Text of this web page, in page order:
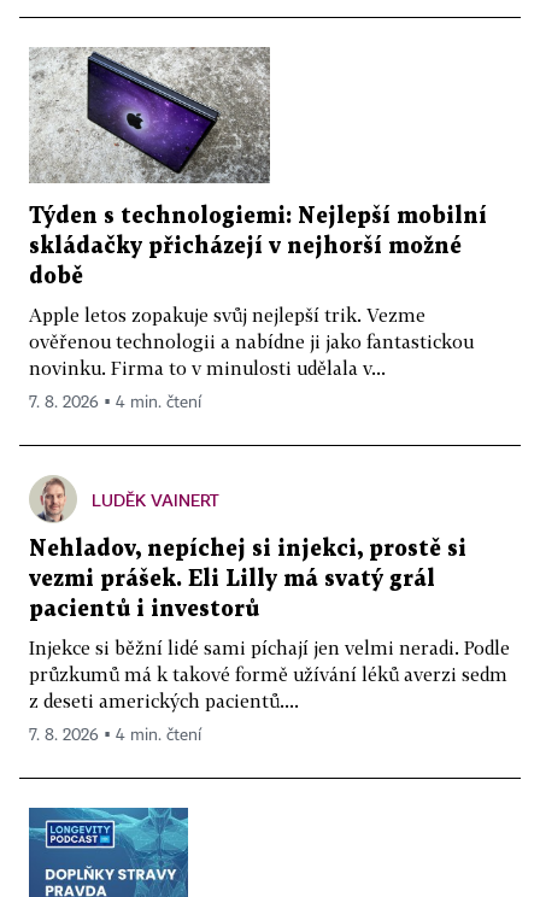
Týden s technologiemi: Nejlepší mobilní
skládačky přicházejí v nejhorší možné
době
Apple letos zopakuje svůj nejlepší trik. Vezme
ověřenou technologii a nabídne ji jako fantastickou
novinku. Firma to v minulosti udělala v...
7. 8. 2026 ▪ 4 min. čtení
LUDĚK VAINERT
Nehladov, nepíchej si injekci, prostě si
vezmi prášek. Eli Lilly má svatý grál
pacientů i investorů
Injekce si běžní lidé sami píchají jen velmi neradi. Podle
průzkumů má k takové formě užívání léků averzi sedm
z deseti amerických pacientů....
7. 8. 2026 ▪ 4 min. čtení